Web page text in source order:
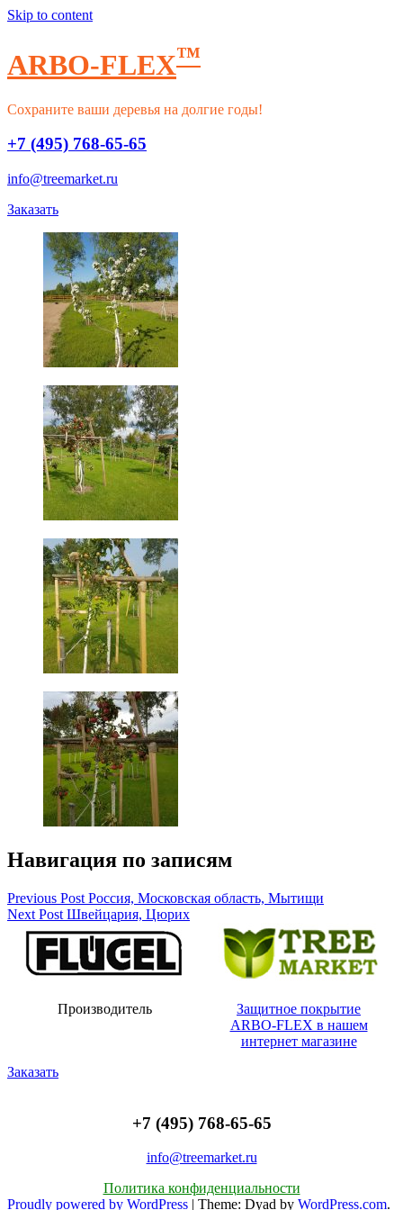
Skip to content
ARBO-FLEX™
Сохраните ваши деревья на долгие годы!
+7 (495) 768-65-65
info@treemarket.ru
Заказать
Навигация по записям
Previous Post Россия, Московская область, Мытищи
Next Post Швейцария, Цюрих
Производитель
Защитное покрытие
ARBO-FLEX в нашем
интернет магазине
Заказать
+7 (495) 768-65-65
info@treemarket.ru
Политика конфиденциальности
Proudly powered by WordPress | Theme: Dyad by WordPress.com.